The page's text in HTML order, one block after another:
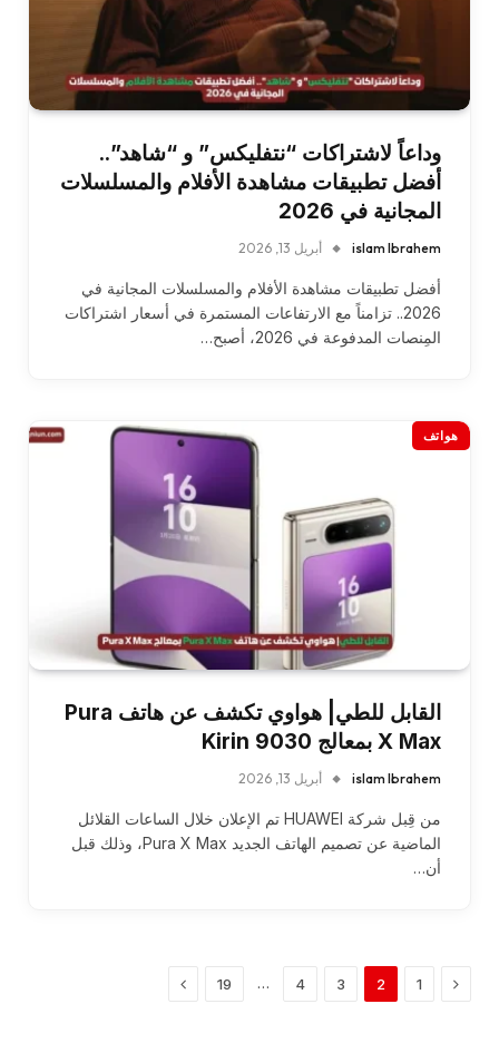
وداعاً لاشتراكات “نتفليكس” و “شاهد”..
أفضل تطبيقات مشاهدة الأفلام والمسلسلات
المجانية في 2026
islam Ibrahem أبريل 13, 2026
أفضل تطبيقات مشاهدة الأفلام والمسلسلات المجانية في
2026.. تزامناً مع الارتفاعات المستمرة في أسعار اشتراكات
المِنصات المدفوعة في 2026، أصبح…
هواتف
القابل للطي| هواوي تكشف عن هاتف Pura
X Max بمعالج Kirin 9030
islam Ibrahem أبريل 13, 2026
من قِبل شركة HUAWEI تم الإعلان خلال الساعات القلائل
الماضية عن تصميم الهاتف الجديد Pura X Max، وذلك قبل
أن…
السابق
1
2
3
4
…
19 التالي